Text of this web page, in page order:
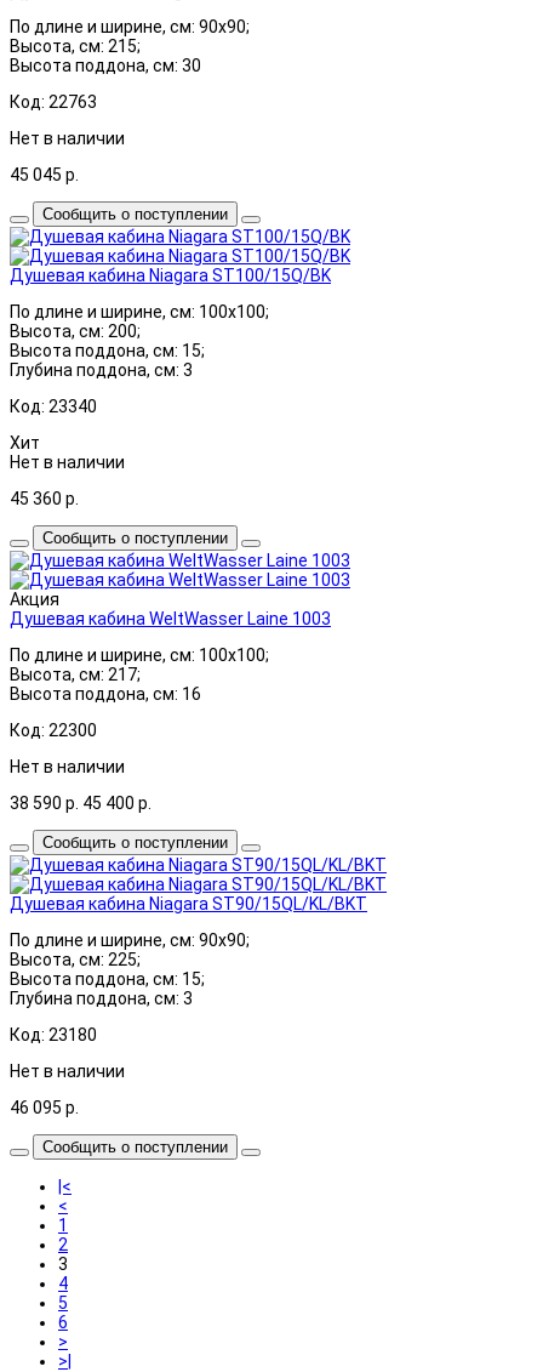
По длине и ширине, см: 90x90;
Высота, см: 215;
Высота поддона, см: 30
Код: 22763
Нет в наличии
45 045 р.
Сообщить о поступлении
Душевая кабина Niagara ST100/15Q/BK
По длине и ширине, см: 100x100;
Высота, см: 200;
Высота поддона, см: 15;
Глубина поддона, см: 3
Код: 23340
Хит
Нет в наличии
45 360 р.
Сообщить о поступлении
Акция
Душевая кабина WeltWasser Laine 1003
По длине и ширине, см: 100x100;
Высота, см: 217;
Высота поддона, см: 16
Код: 22300
Нет в наличии
38 590 р. 45 400 р.
Сообщить о поступлении
Душевая кабина Niagara ST90/15QL/KL/BKT
По длине и ширине, см: 90x90;
Высота, см: 225;
Высота поддона, см: 15;
Глубина поддона, см: 3
Код: 23180
Нет в наличии
46 095 р.
Сообщить о поступлении
|<
<
1
2
3
4
5
6
>
>|